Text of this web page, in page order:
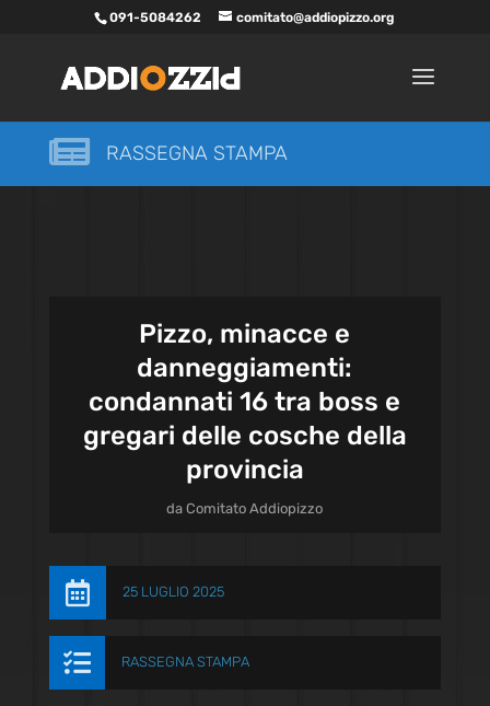
091-5084262 comitato@addiopizzo.org
 RASSEGNA STAMPA
Pizzo, minacce e
danneggiamenti:
condannati 16 tra boss e
gregari delle cosche della
provincia
daComitato Addiopizzo
 25 LUGLIO 2025
 RASSEGNA STAMPA